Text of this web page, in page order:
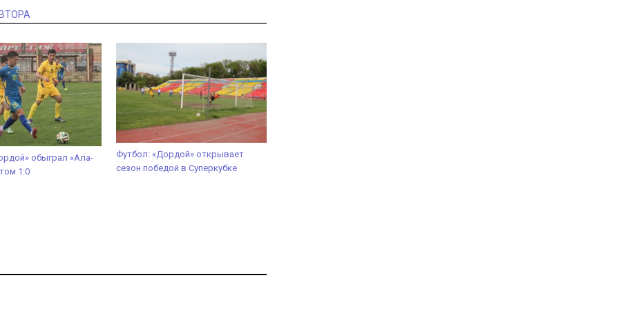
обыграл «Ала-
1:0
Футбол: «Дордой» открывает
сезон победой в Суперкубке